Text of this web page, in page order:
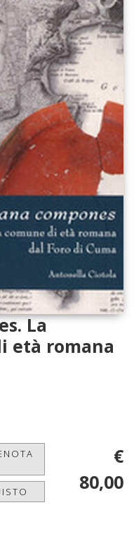
La
età romana
€
80,00